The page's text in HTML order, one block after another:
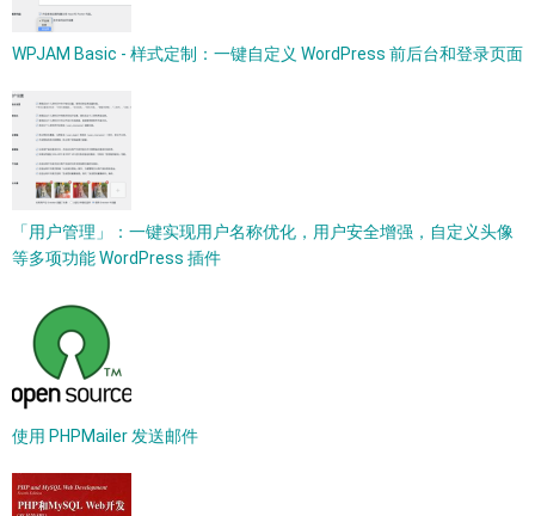
WPJAM Basic - 样式定制：一键自定义 WordPress 前后台和登录页面
「用户管理」：一键实现用户名称优化，用户安全增强，自定义头像
等多项功能 WordPress 插件
使用 PHPMailer 发送邮件